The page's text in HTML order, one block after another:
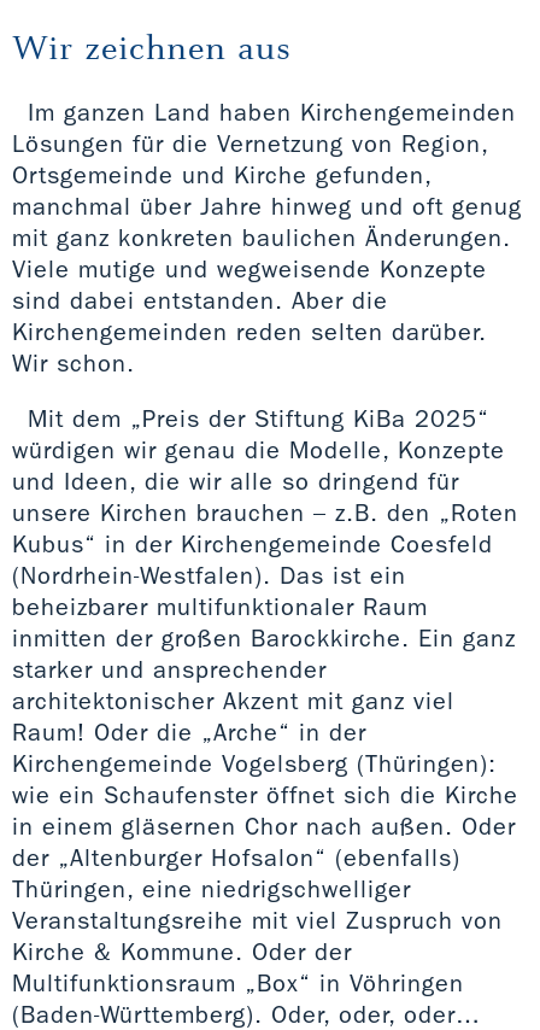
Wir zeichnen aus
Im ganzen Land haben Kirchengemeinden
Lösungen für die Vernetzung von Region,
Ortsgemeinde und Kirche gefunden,
manchmal über Jahre hinweg und oft genug
mit ganz konkreten baulichen Änderungen.
Viele mutige und wegweisende Konzepte
sind dabei entstanden. Aber die
Kirchengemeinden reden selten darüber.
Wir schon.
Mit dem „Preis der Stiftung KiBa 2025“
würdigen wir genau die Modelle, Konzepte
und Ideen, die wir alle so dringend für
unsere Kirchen brauchen – z.B. den „Roten
Kubus“ in der Kirchengemeinde Coesfeld
(Nordrhein-Westfalen). Das ist ein
beheizbarer multifunktionaler Raum
inmitten der großen Barockkirche. Ein ganz
starker und ansprechender
architektonischer Akzent mit ganz viel
Raum! Oder die „Arche“ in der
Kirchengemeinde Vogelsberg (Thüringen):
wie ein Schaufenster öffnet sich die Kirche
in einem gläsernen Chor nach außen. Oder
der „Altenburger Hofsalon“ (ebenfalls)
Thüringen, eine niedrigschwelliger
Veranstaltungsreihe mit viel Zuspruch von
Kirche & Kommune. Oder der
Multifunktionsraum „Box“ in Vöhringen
(Baden-Württemberg). Oder, oder, oder…